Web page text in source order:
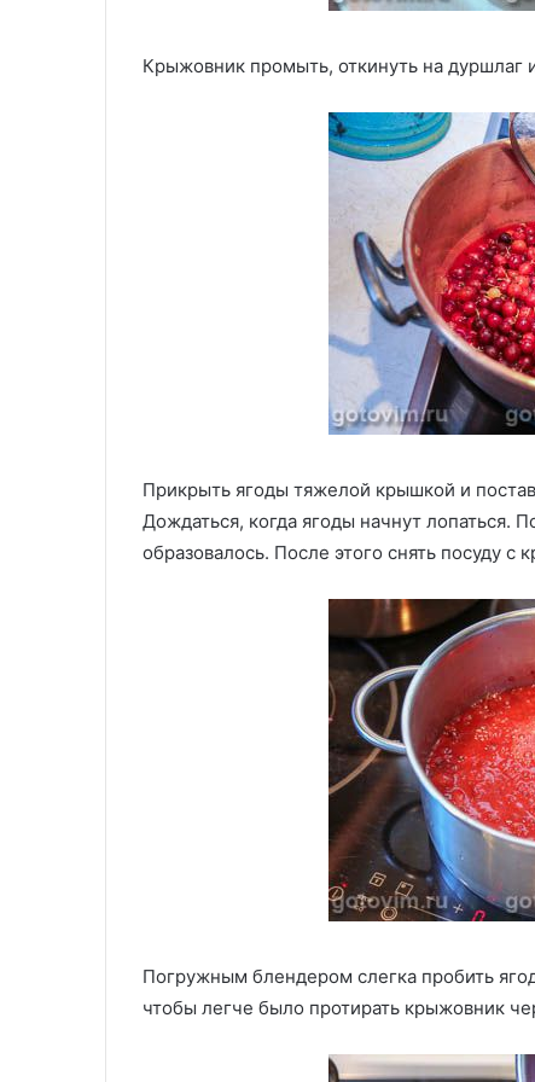
Крыжовник промыть, откинуть на дуршлаг
Прикрыть ягоды тяжелой крышкой и
Дождаться, когда ягоды начнут лопаться.
образовалось. После этого снять посуду с
Погружным блендером слегка пробить
чтобы легче было протирать крыжовник